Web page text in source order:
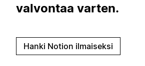
valvontaa varten.
Hanki Notion ilmaiseksi